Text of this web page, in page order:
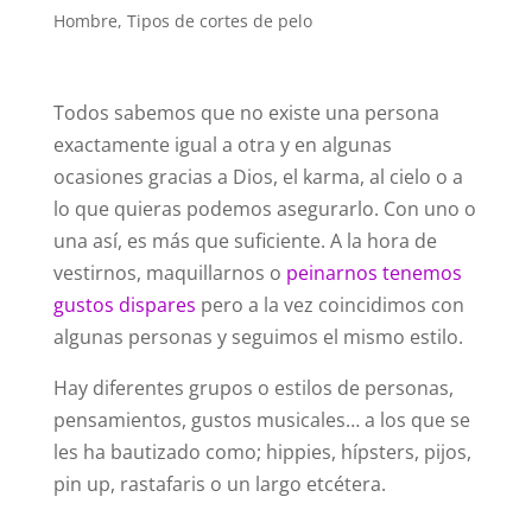
Hombre, Tipos de cortes de pelo
Todos sabemos que no existe una persona
exactamente igual a otra y en algunas
ocasiones gracias a Dios, el karma, al cielo o a
lo que quieras podemos asegurarlo. Con uno o
una así, es más que suficiente. A la hora de
vestirnos, maquillarnos o peinarnos tenemos
gustos dispares pero a la vez coincidimos con
algunas personas y seguimos el mismo estilo.
Hay diferentes grupos o estilos de personas,
pensamientos, gustos musicales… a los que se
les ha bautizado como; hippies, hípsters, pijos,
pin up, rastafaris o un largo etcétera.